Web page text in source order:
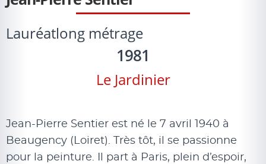
Lauréatlong métrage
1981
Le Jardinier
Jean-Pierre Sentier est né le 7 avril 1940 à
Beaugency (Loiret). Très tôt, il se passionne
pour la peinture. Il part à Paris, plein d’espoir,